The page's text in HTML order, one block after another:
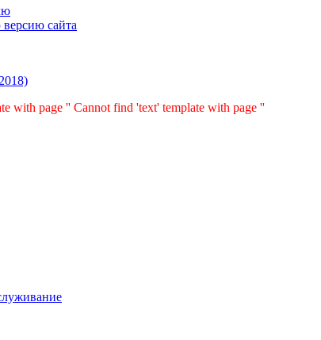
сайта
with page '' Cannot find 'text' template with page ''